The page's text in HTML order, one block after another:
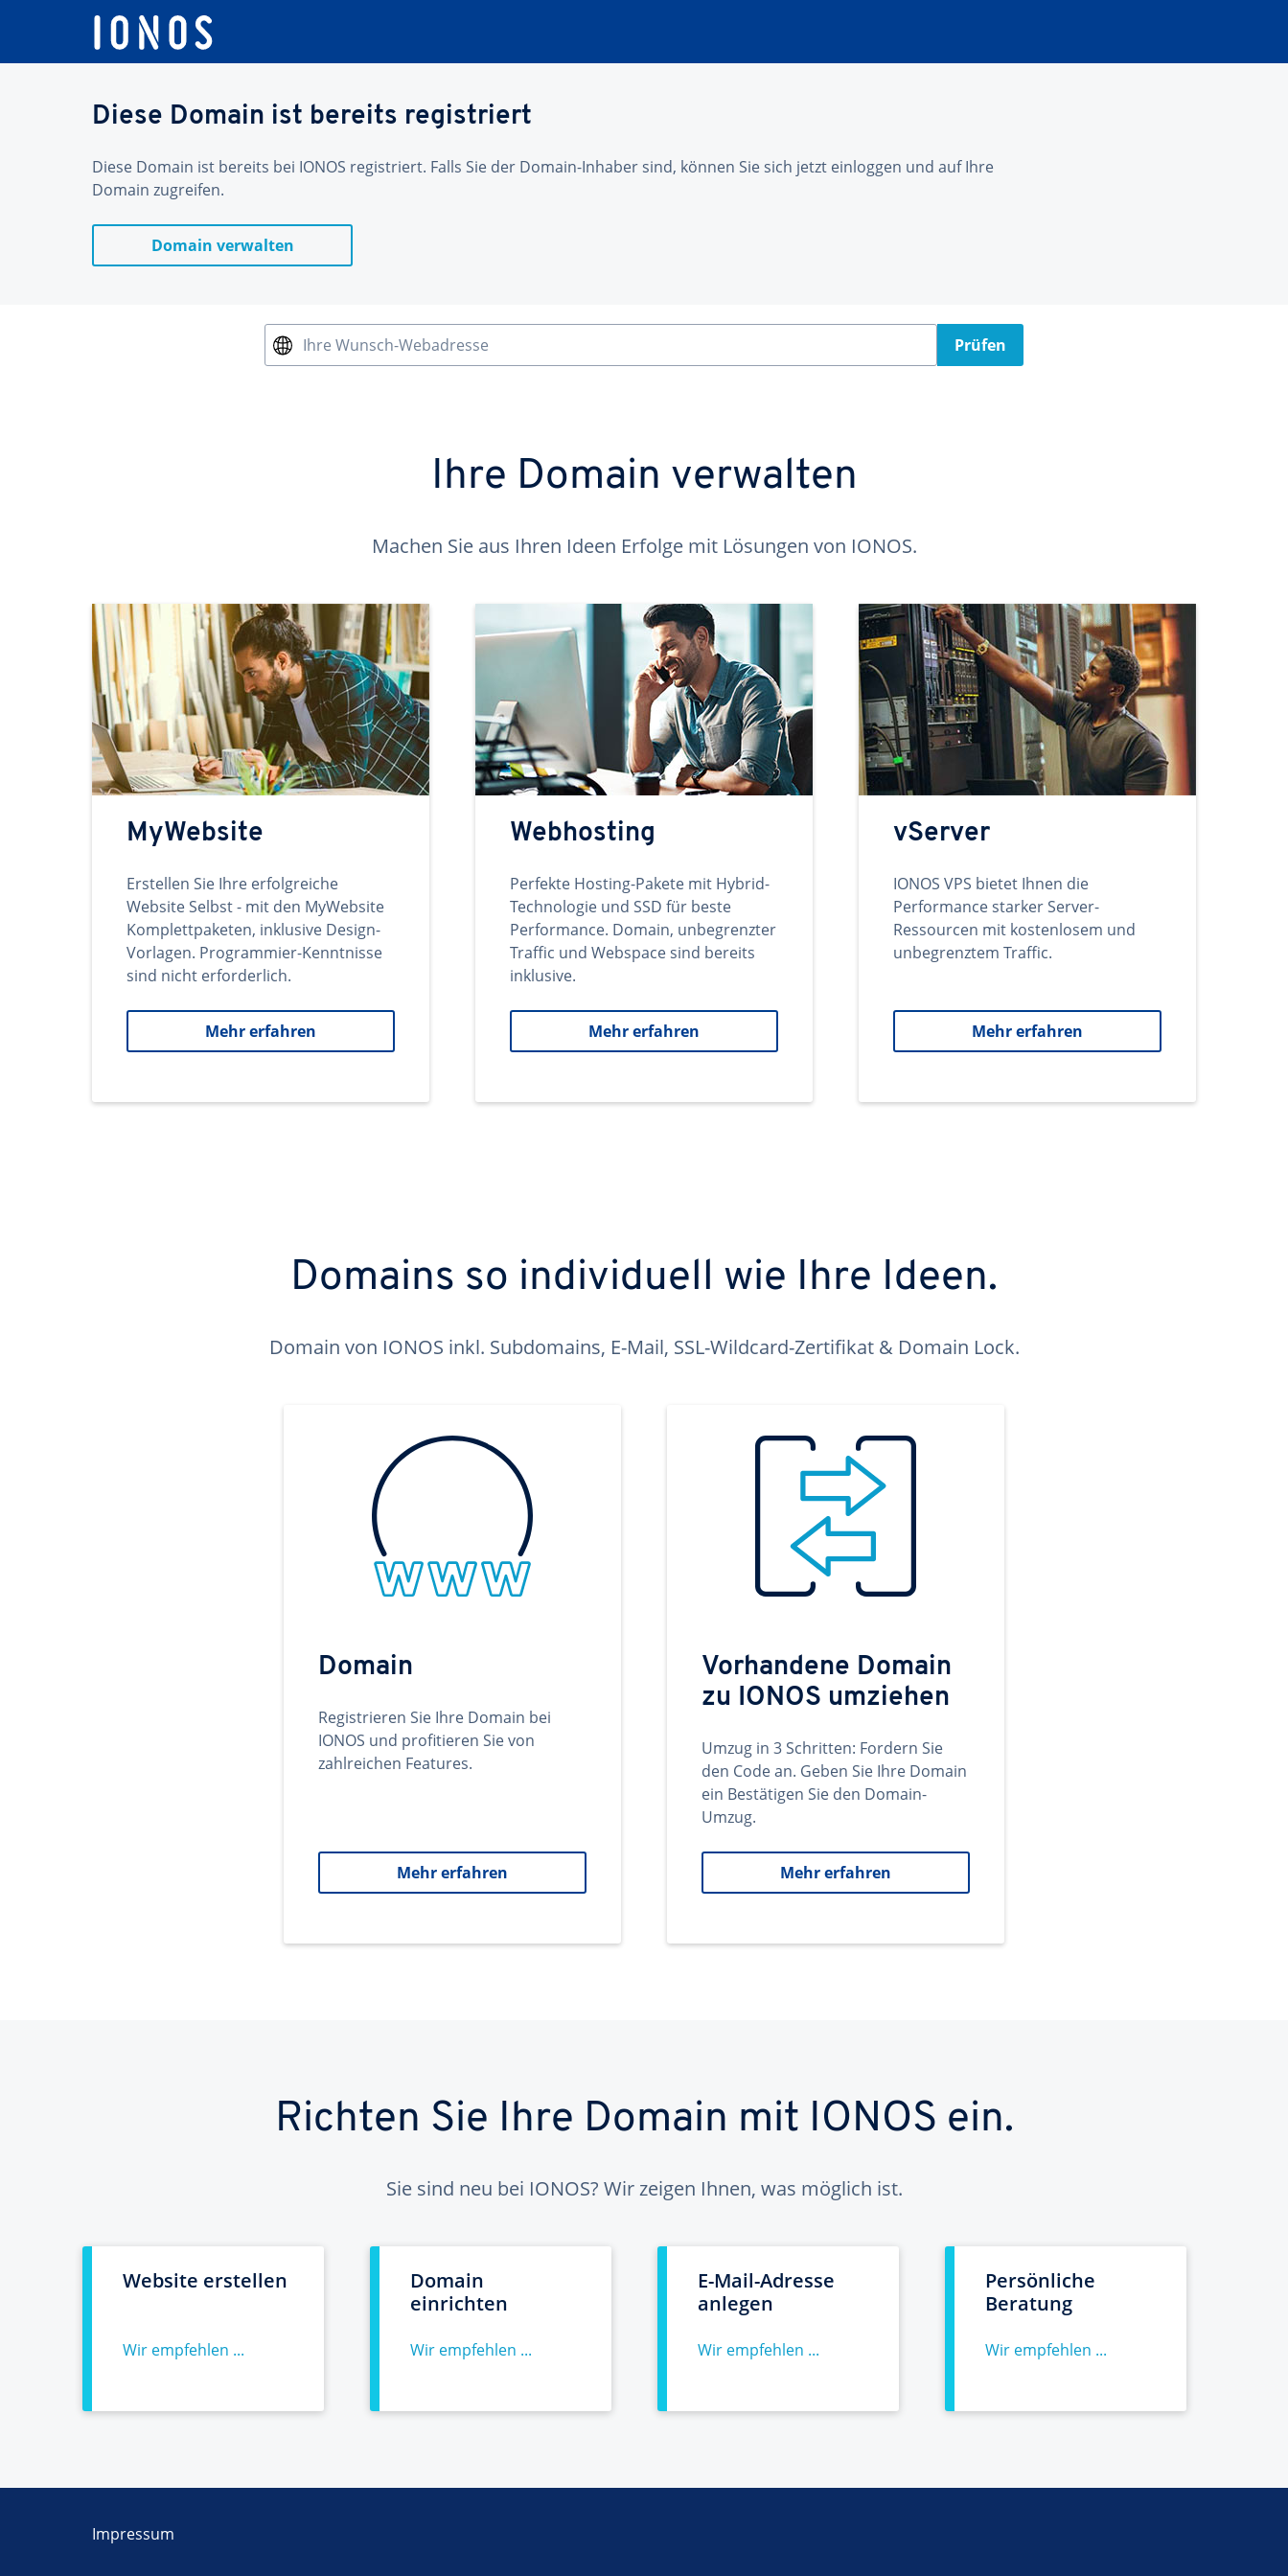
Diese Domain ist bereits registriert
Diese Domain ist bereits bei IONOS registriert. Falls Sie der Domain-Inhaber sind, können Sie sich jetzt einloggen und auf Ihre
Domain zugreifen.
Domain verwalten
Ihre Wunsch-Webadresse Prüfen
Ihre Domain verwalten
Machen Sie aus Ihren Ideen Erfolge mit Lösungen von IONOS.
MyWebsite
Erstellen Sie Ihre erfolgreiche
Website Selbst - mit den MyWebsite
Komplettpaketen, inklusive Design-
Vorlagen. Programmier-Kenntnisse
sind nicht erforderlich.
Mehr erfahren
Webhosting
Perfekte Hosting-Pakete mit Hybrid-
Technologie und SSD für beste
Performance. Domain, unbegrenzter
Traffic und Webspace sind bereits
inklusive.
Mehr erfahren
vServer
IONOS VPS bietet Ihnen die
Performance starker Server-
Ressourcen mit kostenlosem und
unbegrenztem Traffic.
Mehr erfahren
Domains so individuell wie Ihre Ideen.
Domain von IONOS inkl. Subdomains, E-Mail, SSL-Wildcard-Zertifikat & Domain Lock.
Domain
Registrieren Sie Ihre Domain bei
IONOS und profitieren Sie von
zahlreichen Features.
Mehr erfahren
Vorhandene Domain
zu IONOS umziehen
Umzug in 3 Schritten: Fordern Sie
den Code an. Geben Sie Ihre Domain
ein Bestätigen Sie den Domain-
Umzug.
Mehr erfahren
Richten Sie Ihre Domain mit IONOS ein.
Sie sind neu bei IONOS? Wir zeigen Ihnen, was möglich ist.
Website erstellen
Wir empfehlen ...
Domain
einrichten
Wir empfehlen ...
E-Mail-Adresse
anlegen
Wir empfehlen ...
Persönliche
Beratung
Wir empfehlen ...
Impressum